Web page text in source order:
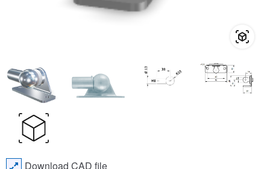
Download CAD file